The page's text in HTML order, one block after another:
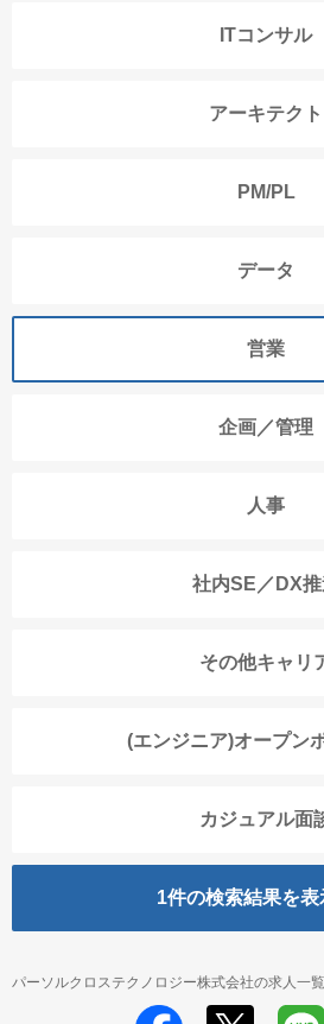
ITコンサル
アーキテクト
PM/PL
データ
営業
企画／管理
人事
社内SE／DX
その他キャリ
(エンジニア)オープン
カジュアル面
1件の検索結果を表
パーソルクロステクノロジー株式会社の求人一